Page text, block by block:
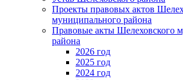
Проекты правовых актов
муниципального района
Правовые акты Шелеховского
района
2026 год
2025 год
2024 год